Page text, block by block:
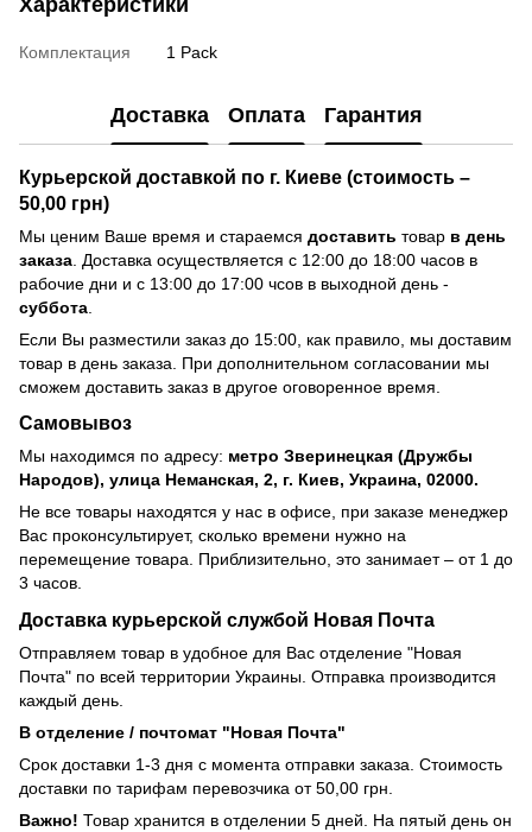
Комплектация 1 Pack
Доставка Оплата Гарантия
Курьерской доставкой по г. Киеве (стоимость –
50,00 грн)
Мы ценим Ваше время и стараемся доставить товар в день
заказа . Доставка осуществляется с 12:00 до 18:00 часов в
рабочие дни и с 13:00 до 17:00 чсов в выходной день -
суббота
Если Вы разместили заказ до 15:00, как правило, мы доставим
товар в день заказа. При дополнительном согласовании мы
сможем доставить заказ в другое оговоренное время.
Самовывоз
Мы находимся по адресу: метро Зверинецкая (Дружбы
Народов), улица Неманская, 2, г. Киев, Украина, 02000.
Не все товары находятся у нас в офисе, при заказе менеджер
Вас проконсультирует, сколько времени нужно на
перемещение товара. Приблизительно, это занимает – от 1 до
3 часов.
Доставка курьерской службой Новая Почта
Отправляем товар в удобное для Вас отделение "Новая
Почта" по всей территории Украины. Отправка производится
каждый день.
В отделение / почтомат "Новая Почта"
Срок доставки 1-3 дня с момента отправки заказа. Стоимость
доставки по тарифам перевозчика от 50,00 грн.
Важно! Товар хранится в отделении 5 дней. На пятый день он